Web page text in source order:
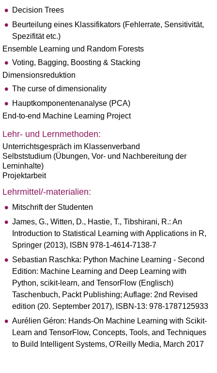
Decision Trees
Beurteilung eines Klassifikators (Fehlerrate, Sensitivität,
Spezifität etc.)
Ensemble Learning und Random Forests
Voting, Bagging, Boosting & Stacking
Dimensionsreduktion
The curse of dimensionality
Hauptkomponentenanalyse (PCA)
End-to-end Machine Learning Project
Lehr- und Lernmethoden:
Unterrichtsgespräch im Klassenverband
Selbststudium (Übungen, Vor- und Nachbereitung der
Lerninhalte)
Projektarbeit
Lehrmittel/-materialien:
Mitschrift der Studenten
James, G., Witten, D., Hastie, T., Tibshirani, R.: An
Introduction to Statistical Learning with Applications in R,
Springer (2013), ISBN 978-1-4614-7138-7
Sebastian Raschka: Python Machine Learning - Second
Edition: Machine Learning and Deep Learning with
Python, scikit-learn, and TensorFlow (Englisch)
Taschenbuch, Packt Publishing; Auflage: 2nd Revised
edition (20. September 2017), ISBN-13: 978-1787125933
Aurélien Géron: Hands-On Machine Learning with Scikit-
Learn and TensorFlow, Concepts, Tools, and Techniques
to Build Intelligent Systems, O'Reilly Media, March 2017